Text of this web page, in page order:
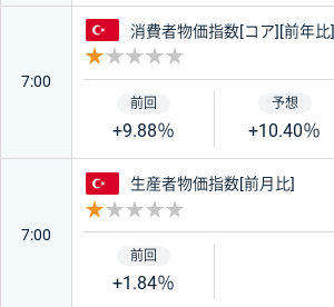
7:00
トルコ
消費者物価指数[コア][前年比]
+9.88％ +10.40％
7:00
トルコ
生産者物価指数[前月比]
+1.84％